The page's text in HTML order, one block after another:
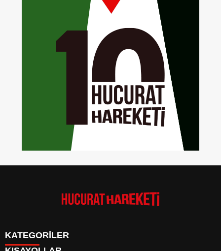
KATEGORİLER